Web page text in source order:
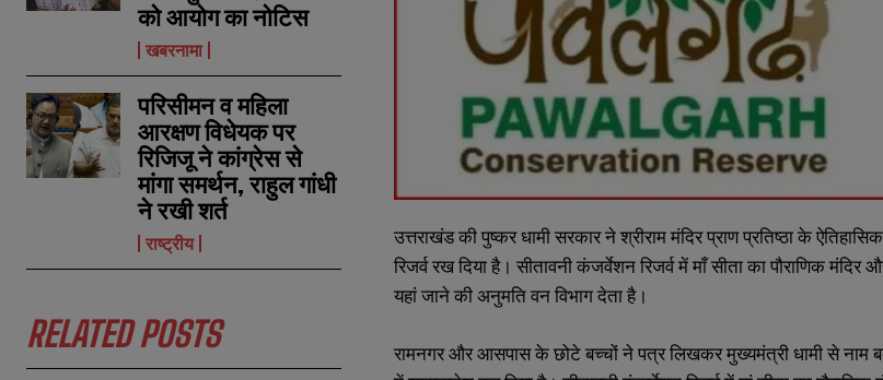
को आयोग का नोटिस
खबरनामा
परिसीमन व महिला
आरक्षण विधेयक पर
रिजिजू ने कांग्रेस से
मांगा समर्थन, राहुल गांधी
ने रखी शर्त
राष्ट्रीय
RELATED POSTS
उत्तराखंड की पुष्कर धामी सरकार ने श्रीराम मंदिर प्राण प्रतिष्ठा के
रिजर्व रख दिया है। सीतावनी कंजर्वेशन रिजर्व में माँ सीता का पौराणिक
यहां जाने की अनुमति वन विभाग देता है।
रामनगर और आसपास के छोटे बच्चों ने पत्र लिखकर मुख्यमंत्री धामी से